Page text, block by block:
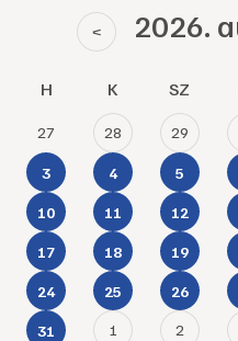
< 2026.
H K SZ
27 28 29
3 4 5
10 11 12
17 18 19
24 25 26
31 1 2